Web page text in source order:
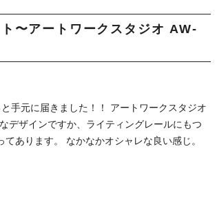
〜アートワークスタジオ AW-
手元に届きました！！ アートワークスタジオ
デザインですか、ライティングレールにもつ
あります。 なかなかオシャレな良い感じ。